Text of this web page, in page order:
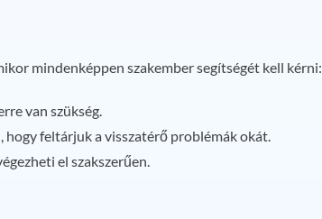
mindenképpen szakember segítségét kell kérni:
van szükség.
feltárjuk a visszatérő problémák okát.
el szakszerűen.